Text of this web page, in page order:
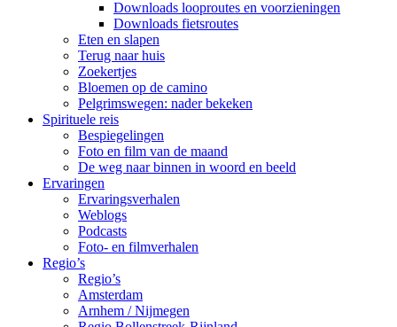
Downloads looproutes en voorzieningen
Downloads fietsroutes
Eten en slapen
Terug naar huis
Zoekertjes
Bloemen op de camino
Pelgrimswegen: nader bekeken
Spirituele reis
Bespiegelingen
Foto en film van de maand
De weg naar binnen in woord en beeld
Ervaringen
Ervaringsverhalen
Weblogs
Podcasts
Foto- en filmverhalen
Regio’s
Regio’s
Amsterdam
Arnhem / Nijmegen